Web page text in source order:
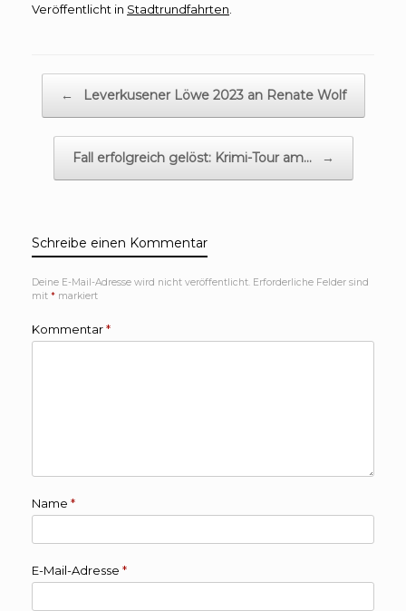
Veröffentlicht in Stadtrundfahrten
← Leverkusener Löwe 2023 an Renate Wolf
Fall erfolgreich gelöst: Krimi-Tour am… →
Schreibe einen Kommentar
Deine E-Mail-Adresse wird nicht veröffentlicht. Erforderliche Felder sind
mit * markiert
Kommentar*
Name *
E-Mail-Adresse *